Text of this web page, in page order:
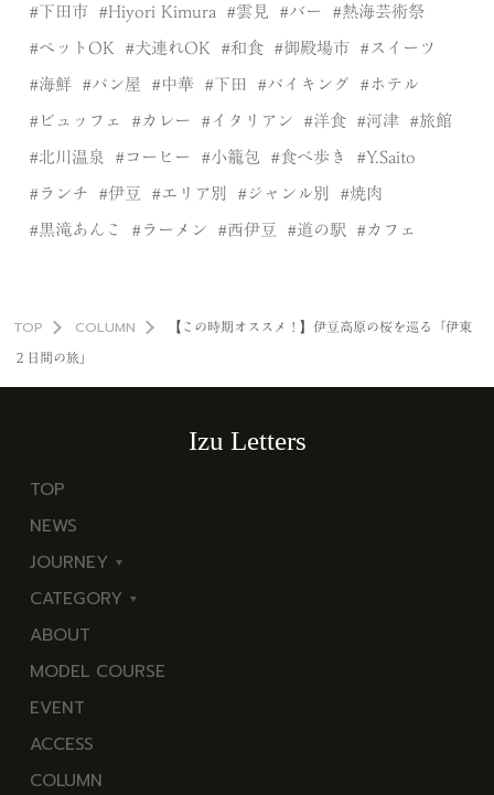
下田市 Hiyori Kimura 雲見 バー 熱海芸術祭
ペットOK 犬連れOK 和食 御殿場市 スイーツ
海鮮 パン屋 中華 下田 バイキング ホテル
ビュッフェ カレー イタリアン 洋食 河津 旅館
北川温泉 コーヒー 小籠包 食べ歩き Y.Saito
ランチ 伊豆 エリア別 ジャンル別 焼肉
黒滝あんこ ラーメン 西伊豆 道の駅 カフェ
TOP COLUMN 【この時期オススメ！】伊豆高原の桜を巡る「伊東
２日間の旅」
Izu Letters
TOP
NEWS
JOURNEY
東
伊
豆
西
伊
豆
CATEGORY
海
岬
温
泉
花
ABOUT
MODEL COURSE
EVENT
ACCESS
COLUMN